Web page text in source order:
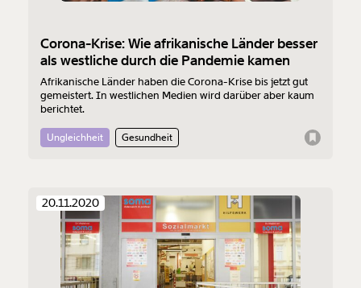
Veränderung
beginnt mit Dir!
WerdeFördermitglied und wir können gemeinsam
unsere Wirtschaft so gestalten, dass sie für alle
Corona-Krise: Wie afrikanische Länder besser
als westliche durch die Pandemie kamen
Afrikanische Länder haben die Corona-Krise bis jetzt gut
gemeistert. In westlichen Medien wird darüber aber kaum
berichtet.
Ungleichheit Gesundheit
20.11.2020